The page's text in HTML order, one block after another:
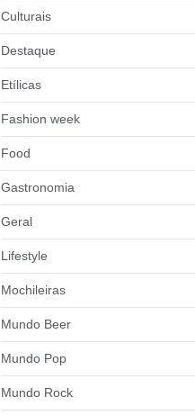
Culturais
Destaque
Etílicas
Fashion week
Food
Gastronomia
Geral
Lifestyle
Mochileiras
Mundo Beer
Mundo Pop
Mundo Rock